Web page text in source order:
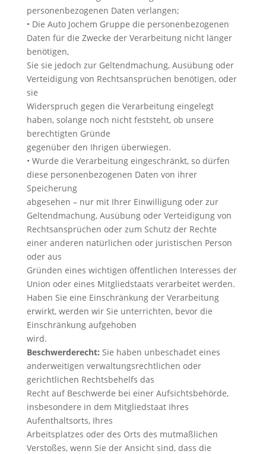
personenbezogenen Daten verlangen;
• Die Auto Jochem Gruppe die personenbezogenen
Daten für die Zwecke der Verarbeitung nicht länger
benötigen,
Sie sie jedoch zur Geltendmachung, Ausübung oder
Verteidigung von Rechtsansprüchen benötigen, oder
sie
Widerspruch gegen die Verarbeitung eingelegt
haben, solange noch nicht feststeht, ob unsere
berechtigten Gründe
gegenüber den Ihrigen überwiegen.
• Wurde die Verarbeitung eingeschränkt, so dürfen
diese personenbezogenen Daten von ihrer
Speicherung
abgesehen – nur mit Ihrer Einwilligung oder zur
Geltendmachung, Ausübung oder Verteidigung von
Rechtsansprüchen oder zum Schutz der Rechte
einer anderen natürlichen oder juristischen Person
oder aus
Gründen eines wichtigen öffentlichen Interesses der
Union oder eines Mitgliedstaats verarbeitet werden.
Haben Sie eine Einschränkung der Verarbeitung
erwirkt, werden wir Sie unterrichten, bevor die
Einschränkung aufgehoben
wird.
Beschwerderecht: Sie haben unbeschadet eines
anderweitigen verwaltungsrechtlichen oder
gerichtlichen Rechtsbehelfs das
Recht auf Beschwerde bei einer Aufsichtsbehörde,
insbesondere in dem Mitgliedstaat Ihres
Aufenthaltsorts, Ihres
Arbeitsplatzes oder des Orts des mutmaßlichen
Verstoßes, wenn Sie der Ansicht sind, dass die